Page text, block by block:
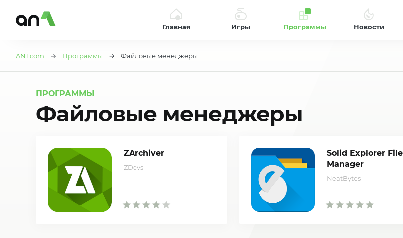
Главная Игры Программы Новости
AN1.com → Программы → Файловые менеджеры
ПРОГРАММЫ
Файловые менеджеры
ZArchiver
ZDevs
Solid Explorer File
Manager
NeatBytes